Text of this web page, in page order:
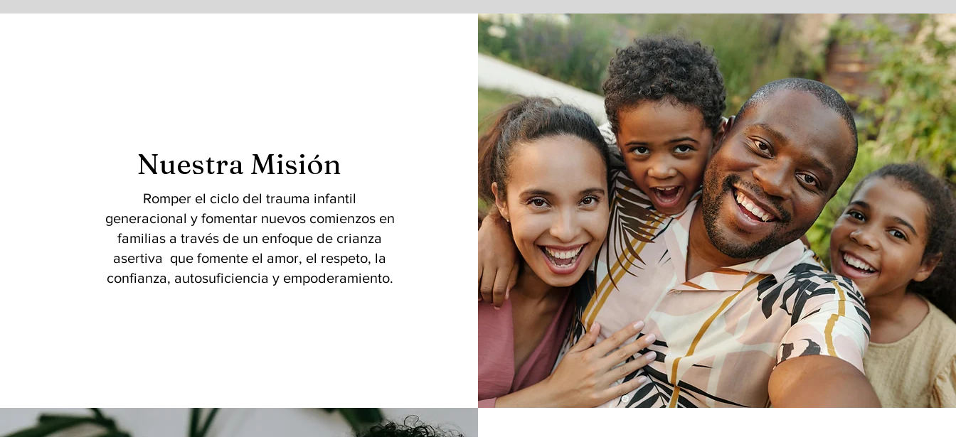
Nuestra Misión
Romper el ciclo del trauma infantil
generacional y fomentar nuevos comienzos en
familias a través de un enfoque de crianza
asertiva que fomente el amor, el respeto, la
confianza, autosuficiencia y empoderamiento.